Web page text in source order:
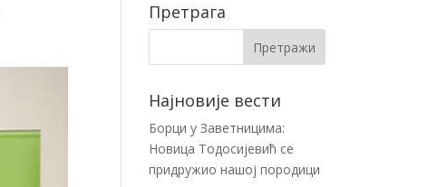
Претрага
Најновије вести
Борци у Заветницима:
Новица Тодосијевић се
придружио нашој породици